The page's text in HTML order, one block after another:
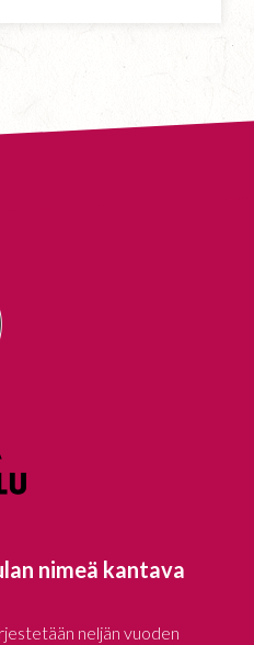
nimeä kantava
neljän vuoden